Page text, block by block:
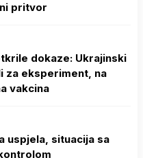
pritvor
dokaze: Ukrajinski
za eksperiment, na
vakcina
uspjela, situacija sa